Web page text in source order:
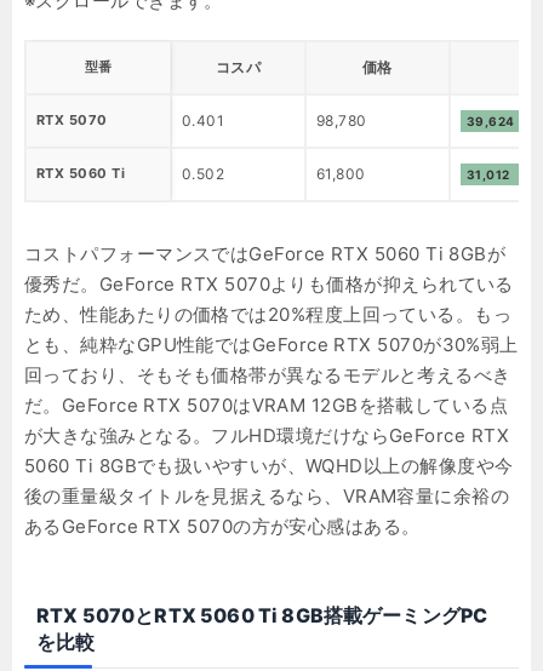
型番 コスパ 価格
RTX 5070 0.401 98,780 39,624
RTX 5060 Ti 0.502 61,800 31,012
コストパフォーマンスではGeForce RTX 5060 Ti 8GBが
優秀だ。GeForce RTX 5070よりも価格が抑えられている
ため、性能あたりの価格では20%程度上回っている。もっ
とも、純粋なGPU性能ではGeForce RTX 5070が30%弱上
回っており、そもそも価格帯が異なるモデルと考えるべき
だ。GeForce RTX 5070はVRAM 12GBを搭載している点
が大きな強みとなる。フルHD環境だけならGeForce RTX
5060 Ti 8GBでも扱いやすいが、WQHD以上の解像度や今
後の重量級タイトルを見据えるなら、VRAM容量に余裕の
あるGeForce RTX 5070の方が安心感はある。
RTX 5070とRTX 5060 Ti 8GB搭載ゲーミングPC
を比較